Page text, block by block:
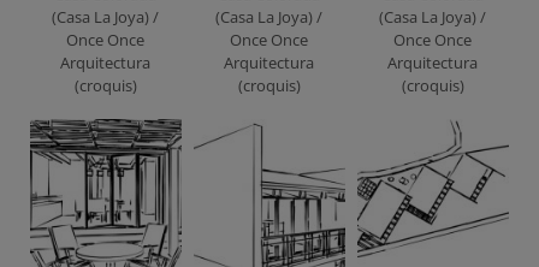
(Casa La Joya) /
Once Once
Arquitectura
(croquis)
(Casa La Joya) /
Once Once
Arquitectura
(croquis)
(Casa La Joya) /
Once Once
Arquitectura
(croquis)